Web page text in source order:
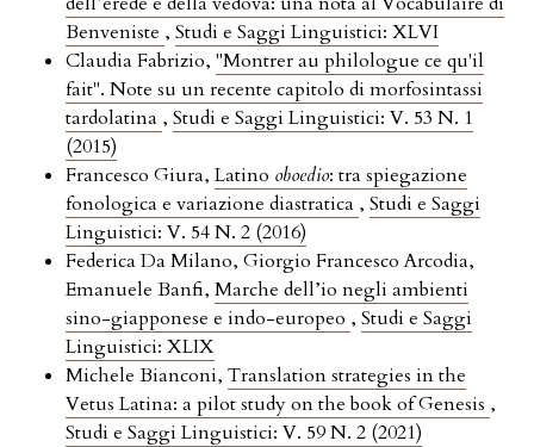
Benveniste , Studi e Saggi Linguistici: XLVI
Claudia Fabrizio, "Montrer au philologue ce qu'il
fait". Note su un recente capitolo di morfosintassi
tardolatina , Studi e Saggi Linguistici: V. 53 N. 1
(2015)
Francesco Giura, Latino oboedio: tra spiegazione
fonologica e variazione diastratica , Studi e Saggi
Linguistici: V. 54 N. 2 (2016)
Federica Da Milano, Giorgio Francesco Arcodia,
Emanuele Banfi, Marche dell’io negli ambienti
sino-giapponese e indo-europeo , Studi e Saggi
Linguistici: XLIX
Michele Bianconi, Translation strategies in the
Vetus Latina: a pilot study on the book of Genesis ,
Studi e Saggi Linguistici: V. 59 N. 2 (2021)